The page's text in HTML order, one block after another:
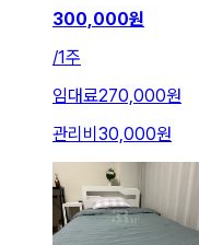
300,000원
/1주
임대료270,000원
관리비 30,000원